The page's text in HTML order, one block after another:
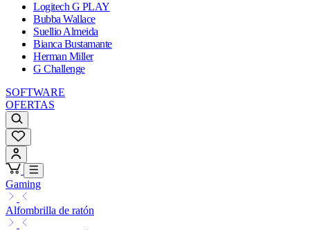
Logitech G PLAY
Bubba Wallace
Suellio Almeida
Bianca Bustamante
Herman Miller
G Challenge
SOFTWARE
OFERTAS
Gaming
Alfombrilla de ratón